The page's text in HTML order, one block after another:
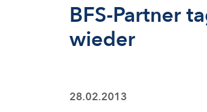
BFS-Partner
wieder
28.02.2013